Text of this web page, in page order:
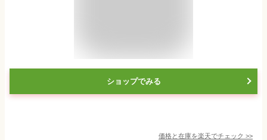
ショップでみる
価格と在庫を楽天でチェック >>